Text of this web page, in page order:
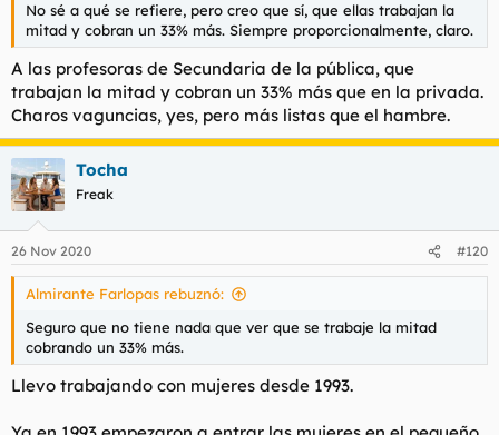
No sé a qué se refiere, pero creo que sí, que ellas trabajan la
mitad y cobran un 33% más. Siempre proporcionalmente, claro.
A las profesoras de Secundaria de la pública, que
trabajan la mitad y cobran un 33% más que en la privada.
Charos vaguncias, yes, pero más listas que el hambre.
Tocha
Freak
26 Nov 2020 #120
Almirante Farlopas rebuznó:
Seguro que no tiene nada que ver que se trabaje la mitad
cobrando un 33% más.
Llevo trabajando con mujeres desde 1993.